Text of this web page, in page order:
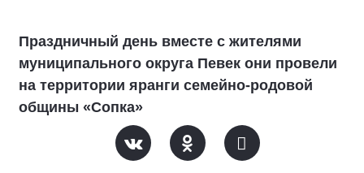
Праздничный день вместе с жителями
муниципального округа Певек они провели
на территории яранги семейно-родовой
общины «Сопка»